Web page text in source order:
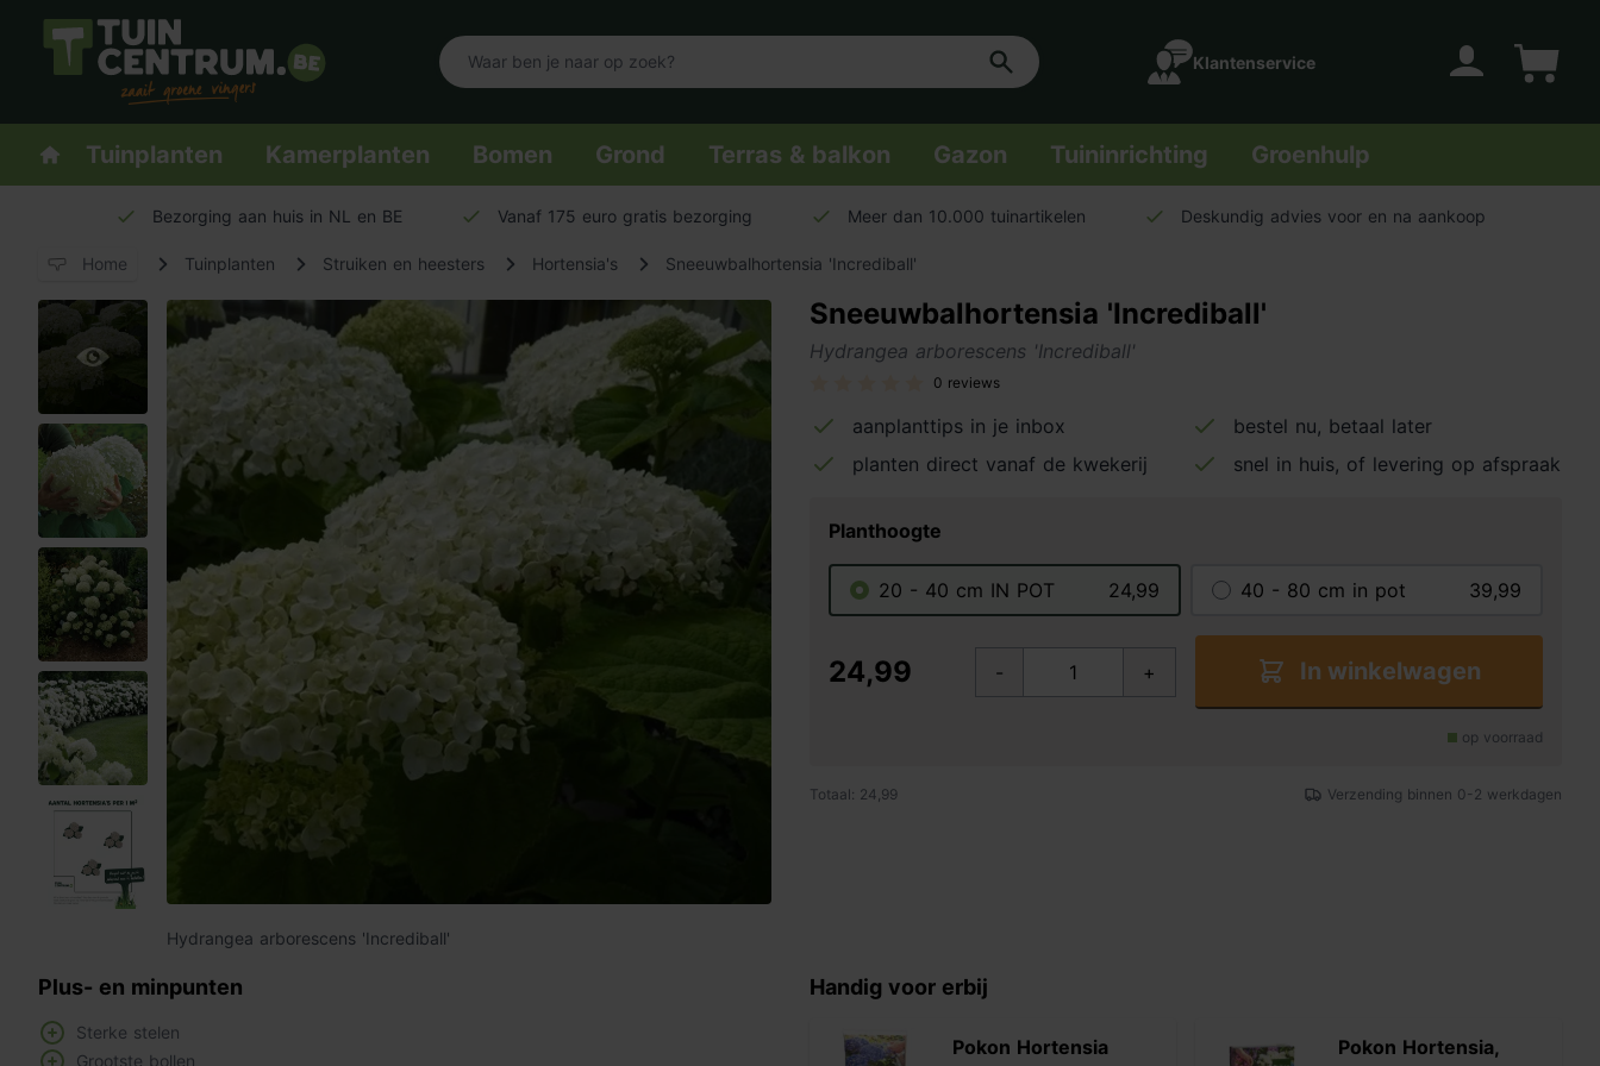
Logo Tuincentrum.be
Klantenservice
Homepage
Tuinplanten Kamerplanten Bomen Grond Terras & balkon Gazon Tuininrichting Groenhulp
Bezorging aan huis in NL en BE Vanaf 175 euro gratis bezorging Meer dan 10.000 tuinartikelen Deskundig advies voor en na aankoop
Home Tuinplanten Struiken en heesters Hortensia's Sneeuwbalhortensia 'Incrediball'
Hydrangea arborescens 'Incrediball'
Sneeuwbalhortensia 'Incrediball'
Hydrangea arborescens 'Incrediball'
0 reviews
aanplanttips in je inbox
bestel nu, betaal later
planten direct vanaf de kwekerij
snel in huis, of levering op afspraak
Planthoogte
20 - 40 cm IN POT 24,99 40 - 80 cm in pot 39,99
24,99 - + In winkelwagen
op voorraad
Totaal: 24,99 Verzending binnen 0-2 werkdagen
Plus- en minpunten
Sterke stelen
Grootste bollen
Handig voor erbij
Pokon Hortensia
Pokon Hortensia,